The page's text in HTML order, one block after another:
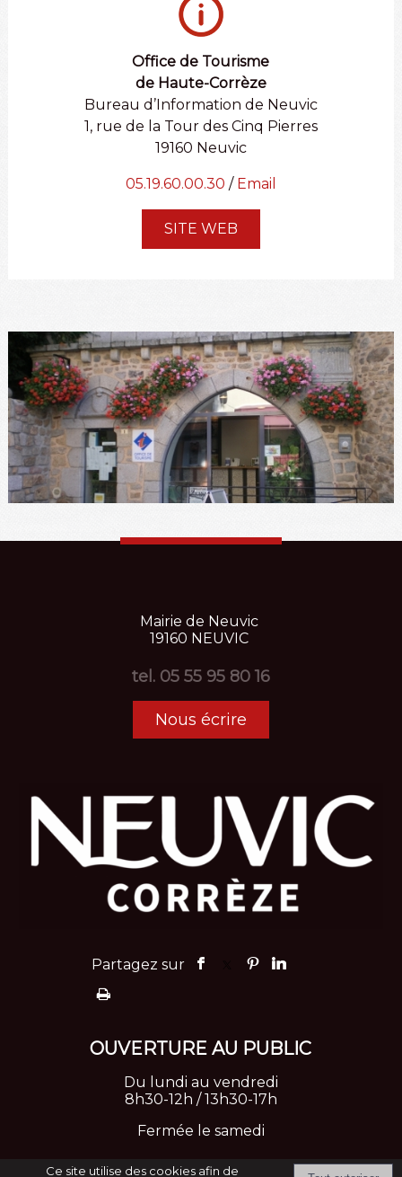
Office de Tourisme
de Haute-Corrèze
Bureau d’Information de Neuvic
1, rue de la Tour des Cinq Pierres
19160 Neuvic
05.19.60.00.30 / Email
SITE WEB
Mairie de Neuvic
19160 NEUVIC
tel. 05 55 95 80 16
Nous écrire
OUVERTURE AU PUBLIC
Du lundi au vendredi
8h30-12h / 13h30-17h
Fermée le samedi
Ce site utilise des cookies afin de